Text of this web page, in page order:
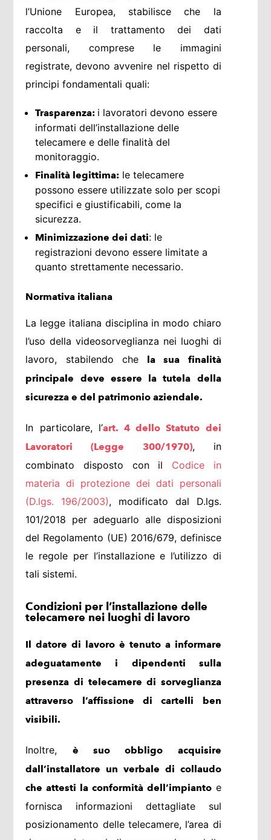
l’Unione Europea, stabilisce che la
raccolta e il trattamento dei dati
personali, comprese le immagini
registrate, devono avvenire nel rispetto di
principi fondamentali quali:
Trasparenza: i lavoratori devono essere
informati dell’installazione delle
telecamere e delle finalità del
monitoraggio.
Finalità legittima: le telecamere
possono essere utilizzate solo per scopi
specifici e giustificabili, come la
sicurezza.
Minimizzazione dei dati: le
registrazioni devono essere limitate a
quanto strettamente necessario.
Normativa italiana
La legge italiana disciplina in modo chiaro
l’uso della videosorveglianza nei luoghi di
lavoro, stabilendo che la sua finalità
principale deve essere la tutela della
sicurezza e del patrimonio aziendale.
In particolare, l’art. 4 dello Statuto dei
Lavoratori (Legge 300/1970), in
combinato disposto con il Codice in
materia di protezione dei dati personali
(D.lgs. 196/2003), modificato dal D.lgs.
101/2018 per adeguarlo alle disposizioni
del Regolamento (UE) 2016/679, definisce
le regole per l’installazione e l’utilizzo di
tali sistemi.
Condizioni per l’installazione delle
telecamere nei luoghi di lavoro
Il datore di lavoro è tenuto a informare
adeguatamente i dipendenti sulla
presenza di telecamere di sorveglianza
attraverso l’affissione di cartelli ben
visibili.
Inoltre, è suo obbligo acquisire
dall’installatore un verbale di collaudo
che attesti la conformità dell’impiantoe
fornisca informazioni dettagliate sul
posizionamento delle telecamere, l’area di